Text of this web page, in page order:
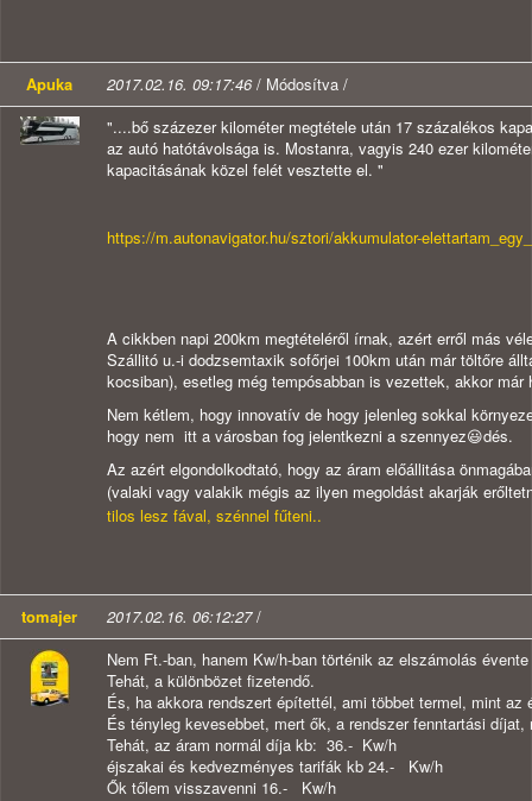
Apuka 2017.02.16. 09:17:46/ Módosítva /
"....bő százezer kilométer megtétele után 17 százalékos
az autó hatótávolsága is. Mostanra, vagyis 240 ezer
kapacitásának közel felét vesztette el. "
https://m.autonavigator.hu/sztori/akkumulator-
A cikkben napi 200km megtételéről írnak, azért erről más
Szállitó u.-i dodzsemtaxik sofőrjei 100km után már töltőre
kocsiban), esetleg még tempósabban is vezettek, akkor
Nem kétlem, hogy innovatív de hogy jelenleg sokkal
hogy nem itt a városban fog jelentkezni a szennyez😃dés.
Az azért elgondolkodtató, hogy az áram előállitása
(valaki vagy valakik mégis az ilyen megoldást akarják
tilos lesz fával, szénnel fűteni..
tomajer 2017.02.16. 06:12:27/
Nem Ft.-ban, hanem Kw/h-ban történik az elszámolás
Tehát, a különbözet fizetendő.
És, ha akkora rendszert építettél, ami többet termel, mint
És tényleg kevesebbet, mert ők, a rendszer fenntartási
Tehát, az áram normál díja kb: 36.- Kw/h
éjszakai és kedvezményes tarifák kb 24.- Kw/h
Ők tőlem visszavenni 16.- Kw/h